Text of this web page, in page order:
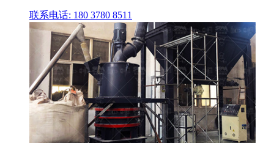
联系电话: 180 3780 8511